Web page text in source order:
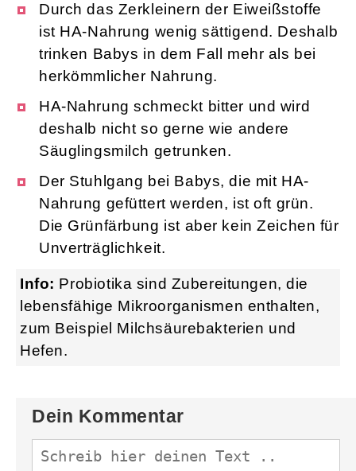
Durch das Zerkleinern der Eiweißstoffe
ist HA-Nahrung wenig sättigend. Deshalb
trinken Babys in dem Fall mehr als bei
herkömmlicher Nahrung.
HA-Nahrung schmeckt bitter und wird
deshalb nicht so gerne wie andere
Säuglingsmilch getrunken.
Der Stuhlgang bei Babys, die mit HA-
Nahrung gefüttert werden, ist oft grün.
Die Grünfärbung ist aber kein Zeichen für
Unverträglichkeit.
Info: Probiotika sind Zubereitungen, die
lebensfähige Mikroorganismen enthalten,
zum Beispiel Milchsäurebakterien und
Hefen.
Dein Kommentar